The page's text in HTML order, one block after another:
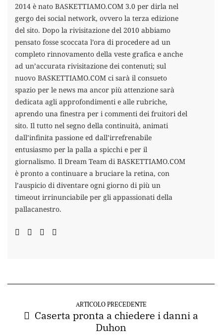
2014 è nato BASKETTIAMO.COM 3.0 per dirla nel
gergo dei social network, ovvero la terza edizione
del sito. Dopo la rivisitazione del 2010 abbiamo
pensato fosse scoccata l’ora di procedere ad un
completo rinnovamento della veste grafica e anche
ad un’accurata rivisitazione dei contenuti; sul
nuovo BASKETTIAMO.COM ci sarà il consueto
spazio per le news ma ancor più attenzione sarà
dedicata agli approfondimenti e alle rubriche,
aprendo una finestra per i commenti dei fruitori del
sito. Il tutto nel segno della continuità, animati
dall’infinita passione ed dall’irrefrenabile
entusiasmo per la palla a spicchi e per il
giornalismo. Il Dream Team di BASKETTIAMO.COM
è pronto a continuare a bruciare la retina, con
l’auspicio di diventare ogni giorno di più un
timeout irrinunciabile per gli appassionati della
pallacanestro.
ARTICOLO PRECEDENTE
Caserta pronta a chiedere i danni a
Duhon